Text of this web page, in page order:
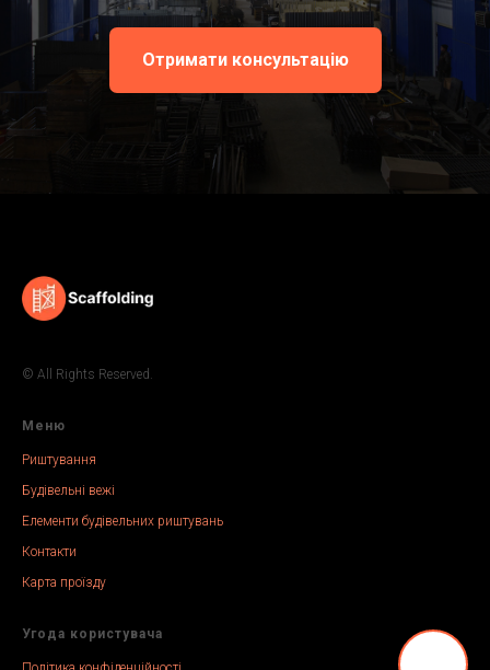
Отримати консультацію
© All Rights Reserved.
Меню
Риштування
Будівельні вежі
Елементи будівельних риштувань
Контакти
Карта проїзду
Угода користувача